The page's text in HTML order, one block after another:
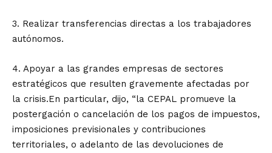
3. Realizar transferencias directas a los trabajadores
autónomos.
4. Apoyar a las grandes empresas de sectores
estratégicos que resulten gravemente afectadas por
la crisis.En particular, dijo, “la CEPAL promueve la
postergación o cancelación de los pagos de impuestos,
imposiciones previsionales y contribuciones
territoriales, o adelanto de las devoluciones de